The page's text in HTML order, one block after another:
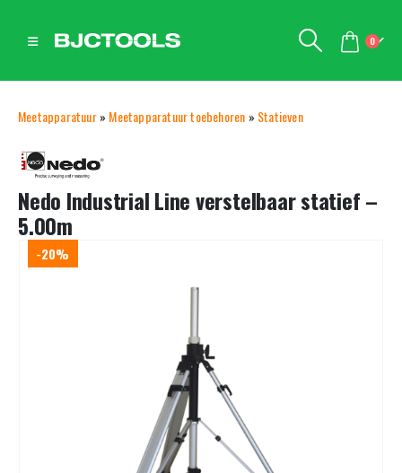
0
Meetapparatuur» Meetapparatuur toebehoren » Statieven
Nedo Industrial Line verstelbaar statief –
5.00m
-20%